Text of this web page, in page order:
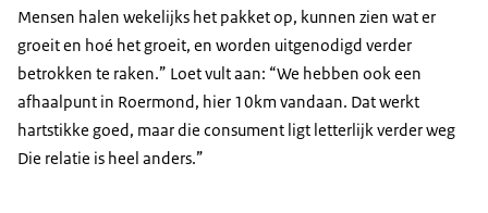
Mensen halen wekelijks het pakket op, kunnen zien wat er
groeit en hoé het groeit, en worden uitgenodigd verder
betrokken te raken.” Loet vult aan: “We hebben ook een
afhaalpunt in Roermond, hier 10km vandaan. Dat werkt
hartstikke goed, maar die consument ligt letterlijk verder weg
Die relatie is heel anders.”